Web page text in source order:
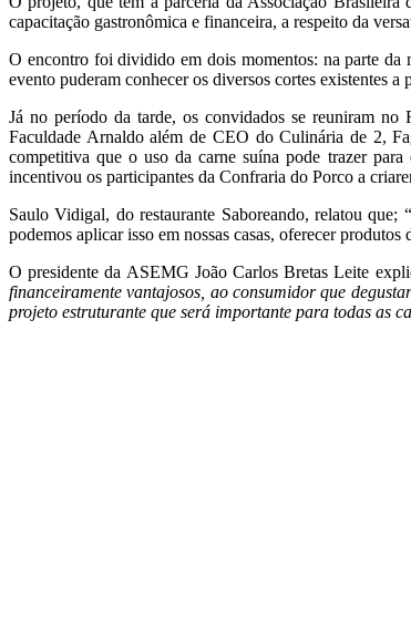
capacitação gastronômica e financeira, a respeito da
O encontro foi dividido em dois momentos: na parte da
evento puderam conhecer os diversos cortes existentes
Já no período da tarde, os convidados se reuniram no
Faculdade Arnaldo além de CEO do Culinária de 2,
competitiva que o uso da carne suína pode trazer
incentivou os participantes da Confraria do Porco a
Saulo Vidigal, do restaurante Saboreando, relatou
podemos aplicar isso em nossas casas, oferecer
O presidente da ASEMG João Carlos Bretas Leite
financeiramente vantajosos, ao consumidor que
projeto estruturante que será importante para todas as